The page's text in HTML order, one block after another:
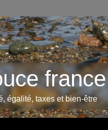
france
égalité, taxes et bien-être